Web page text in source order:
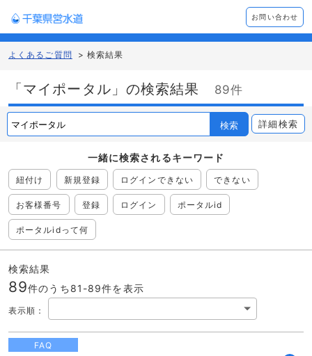
お問い合わせ
よくあるご質問 > 検索結果
「マイポータル」の検索結果 89件
検索 詳細検索
一緒に検索されるキーワード
紐付け 新規登録 ログインできない できない
お客様番号 登録 ログイン ポータルid
ポータルidって何
検索結果
89件のうち81-89件を表示
表示順 ：
FAQ